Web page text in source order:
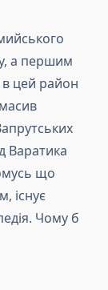
а першим
цей район
Варатика
що
існує
Чому б